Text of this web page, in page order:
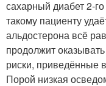
сахарный диабет 2-
такому пациенту
альдостерона всё
продолжит
риски, приведённые
Порой низкая